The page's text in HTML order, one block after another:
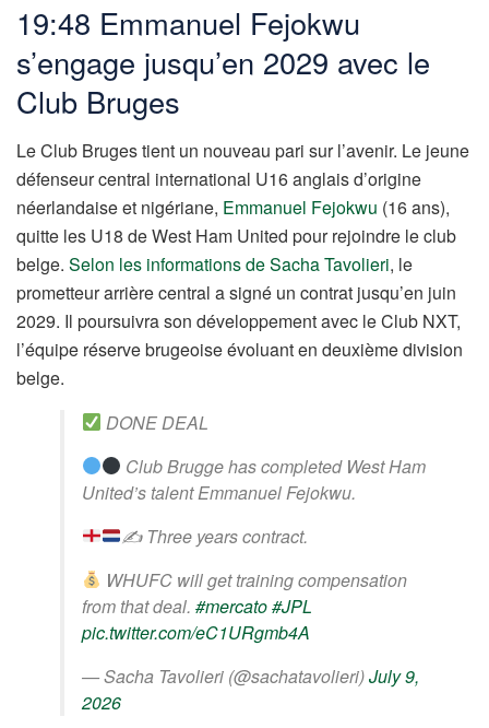
19:48 Emmanuel Fejokwu
s’engage jusqu’en 2029 avec le
Club Bruges
Le Club Bruges tient un nouveau pari sur l’avenir. Le jeune
défenseur central international U16 anglais d’origine
néerlandaise et nigériane, Emmanuel Fejokwu (16 ans),
quitte les U18 de West Ham United pour rejoindre le club
belge. Selon les informations de Sacha Tavolieri, le
prometteur arrière central a signé un contrat jusqu’en juin
2029. Il poursuivra son développement avec le Club NXT,
l’équipe réserve brugeoise évoluant en deuxième division
belge.
DONE DEAL
Club Brugge has completed West Ham
United’s talent Emmanuel Fejokwu.
✍Three years contract.
WHUFC will get training compensation
from that deal. #mercato#JPL
pic.twitter.com/eC1URgmb4A
— Sacha Tavolieri (@sachatavolieri)July 9,
2026